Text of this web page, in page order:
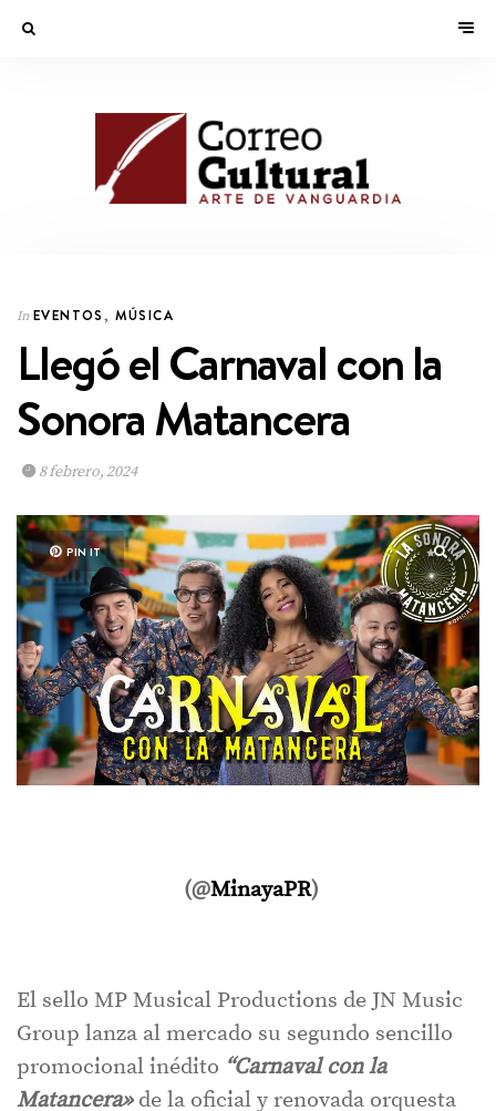
In EVENTOS, MÚSICA
Llegó el Carnaval con la
Sonora Matancera
8 febrero, 2024
PIN IT
(@MinayaPR)
El sello MP Musical Productions de JN Music
Group lanza al mercado su segundo sencillo
promocional inédito “Carnaval con la
Matancera» de la oficial y renovada orquesta